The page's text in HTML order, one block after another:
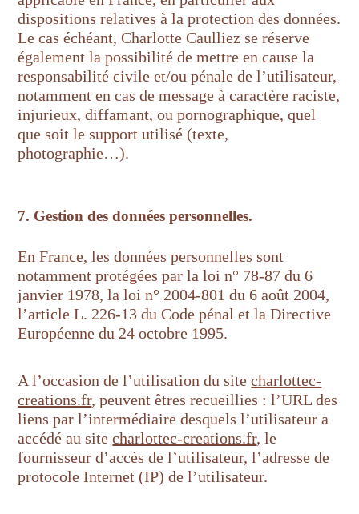
dispositions relatives à la protection des données.
Le cas échéant, Charlotte Caulliez se réserve
également la possibilité de mettre en cause la
responsabilité civile et/ou pénale de l’utilisateur,
notamment en cas de message à caractère raciste,
injurieux, diffamant, ou pornographique, quel
que soit le support utilisé (texte,
photographie…).
7. Gestion des données personnelles.
En France, les données personnelles sont
notamment protégées par la loi n° 78-87 du 6
janvier 1978, la loi n° 2004-801 du 6 août 2004,
l’article L. 226-13 du Code pénal et la Directive
Européenne du 24 octobre 1995.
A l’occasion de l’utilisation du sitecharlottec-
creations.fr, peuvent êtres recueillies : l’URL des
liens par l’intermédiaire desquels l’utilisateur a
accédé au sitecharlottec-creations.fr, le
fournisseur d’accès de l’utilisateur, l’adresse de
protocole Internet (IP) de l’utilisateur.